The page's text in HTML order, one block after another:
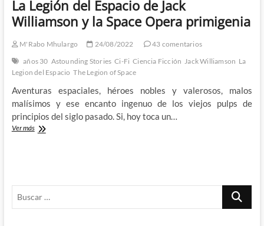
La Legión del Espacio de Jack
Williamson y la Space Opera primigenia
M'Rabo Mhulargo 24/08/2022
43 comentarios
años 30 Astounding Stories Ci-Fi Ciencia Ficción Jack Williamson La
Legion del Espacio The Legion of Space
Aventuras espaciales, héroes nobles y valerosos, malos
malísimos y ese encanto ingenuo de los viejos pulps de
principios del siglo pasado. Si, hoy toca un…
Ver másLa
y
Buscar